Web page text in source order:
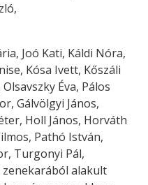
Joó Kati, Káldi Nóra,
Kósa Ivett, Kőszáli
Éva, Pálos
Gálvölgyi János,
Holl János, Horváth
Pathó István,
Turgonyi Pál,
alakult